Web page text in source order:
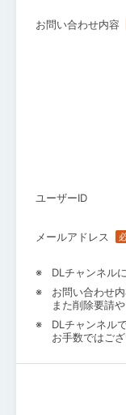
お問い合わせ内容
ユーザーID
メールアドレス
DLチャンネル
お問い合わせ
また削除要請
DLチャンネル
お手数ではご